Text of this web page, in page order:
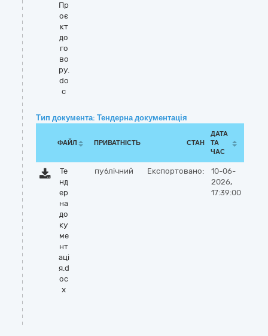
Пр
оє
кт
до
го
во
ру.
do
c
Тип документа: Тендерна документація
ФАЙЛ ПРИВАТНІСТЬ СТАН
ДАТА
ТА
ЧАС
Те
нд
ер
на
до
ку
ме
нт
аці
я.d
oc
x
публічний Експортовано:
10-06-
2026,
17:39:00